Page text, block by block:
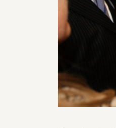
能源、环保和房地产